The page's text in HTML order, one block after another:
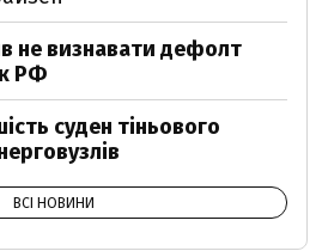
не визнавати дефолт
РФ
суден тіньового
ВСІ НОВИНИ